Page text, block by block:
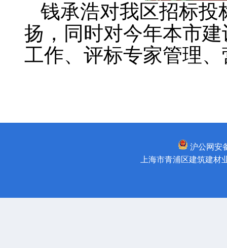
钱承浩对我区招标投
扬，同时对今年本市
工作、评标专家管理
沪公网安
上海市青浦区建筑建材